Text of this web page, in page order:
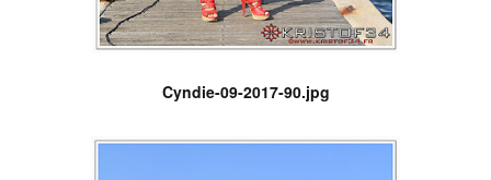
Cyndie-09-2017-90.jpg